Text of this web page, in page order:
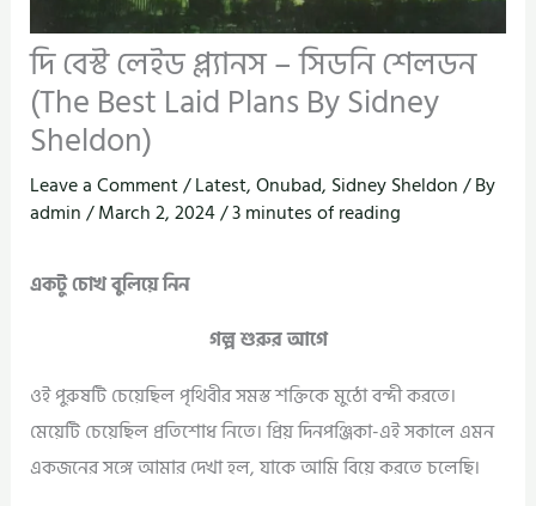
দি বেস্ট লেইড প্ল্যানস – সিডনি শেলডন
(The Best Laid Plans By Sidney
Sheldon)
Leave a Comment/Latest,Onubad, Sidney Sheldon/ By
admin/March 2, 2024/3 minutes of reading
একটু চোখ বুলিয়ে নিন
গল্প শুরুর আগে
ওই পুরুষটি চেয়েছিল পৃথিবীর সমস্ত শক্তিকে মুঠো বন্দী করতে।
মেয়েটি চেয়েছিল প্রতিশোধ নিতে। প্রিয় দিনপঞ্জিকা-এই সকালে এমন
একজনের সঙ্গে আমার দেখা হল, যাকে আমি বিয়ে করতে চলেছি।